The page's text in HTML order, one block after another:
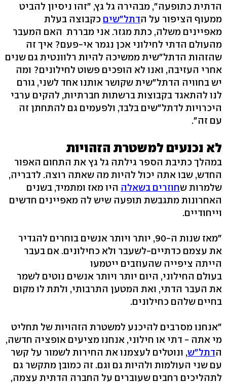
הדתית כתופעה", מבהירה גל גץ, "זהו ניסיון להביט
ממעוף הציפור על הדתל"שים כקבוצה בעלת
מאפיינים משלה, כתת מגזר. אני מבררת האם המעבר
מהעולם הדתי לחילוני אכן נגמר אי-פעם? איך זה
שהזהות הדתל"שית ממשיכה להיות רלוונטית גם שנים
אחרי העזיבה, ואנו לא הופכים פשוט לחילונים? ומה
יש בחוויה הדתל"שית שקושר אותנו אחד לשני, גורם
לנו להתאגד בקבוצות ברשתות חברתיות, להקים ערבי
היכרויות לדתל"שים בלבד, ולפעמים גם להתחתן זה
עם זה".
לא נכנעים למשטרת הזהויות
במהלך כתיבת הספר גילתה גל גץ את התחום האפור
החדש, שבו אתה יכול להיות מה שאתה רוצה. לדבריה,
שלמרות שחוזרים בשאלה היו מאז ומתמיד, בשנים
האחרונות מתגבשת תופעה שיש לה מאפיינים חדשים
וייחודיים.
"מאז שנות ה-90, יותר ויותר אנשים בוחרים להגדיר
את עצמם כדתיים-לשעבר ולא כחילונים. אם בעבר
הייתה ציפייה שהעוזבים ייטמעו
בעולם החילוני, היום יותר ויותר אנשים נוטים לשמר
את העבר הדתי, ואת המטען התרבותי, ולתת לו מקום
בחיים שלהם כחילונים.
"אנחנו מסרבים להיכנע למשטרת הזהויות של תחליט
מי אתה - דתי או חילוני, אנחנו מציעים אופציה חדשה,
הדתל"ש, ונוטלים לעצמנו את החירות לשמור על קשר
עם שני העולמות ולהיות גם וגם. זה כמובן מתקשר גם
לתהליכים רחבים שעוברים על החברה הדתית עצמה,